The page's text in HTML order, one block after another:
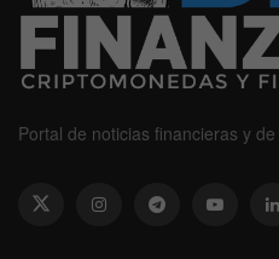
Portal de noticias financieras y